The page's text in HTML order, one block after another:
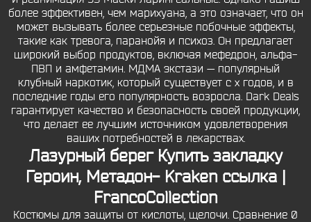
более эффективен, чем марихуана, а это означает, что он
может вызывать более серьезные побочные эффекты,
такие как тревога, паранойя и психоз. Он предлагает
широкий выбор продуктов, включая мефедрон, альфа-
ПВП и амфетамин. МДМА экстази — популярный
клубный наркотик, который существует с х годов, и в
последние годы его популярность возросла. Dark Deals
гарантирует качество и безопасность своей продукции,
что делает ее лучшим источником удовлетворения
ваших потребностей в лекарствах.
Лазурный берег Купить закладку
Героин, Метадон- Kraken ссылка |
FrancoCollection
Костюмы для защиты от кислоты, щелочи. Сравнение 0